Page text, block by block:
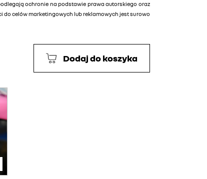
ochronie na podstawie prawa autorskiego oraz
do celów marketingowych lub reklamowych jest surowo
Dodaj do koszyka